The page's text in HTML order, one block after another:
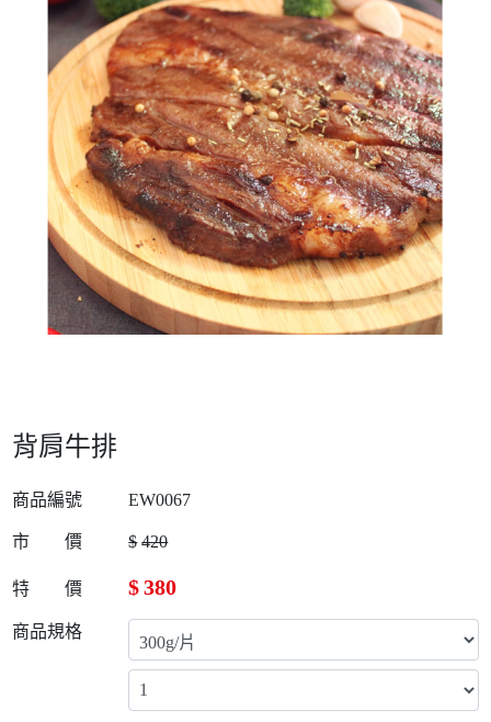
背肩牛排
商品編號 EW0067
市 價 $ 420
特 價 $380
商品規格